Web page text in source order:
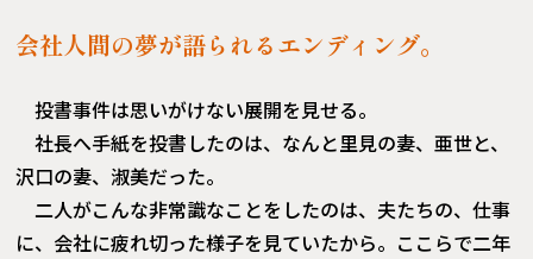
会社人間の夢が語られるエンディング。
投書事件は思いがけない展開を見せる。
社長へ手紙を投書したのは、なんと里見の妻、亜世と、
沢口の妻、淑美だった。
二人がこんな非常識なことをしたのは、夫たちの、仕事
に、会社に疲れ切った様子を見ていたから。ここらで二年